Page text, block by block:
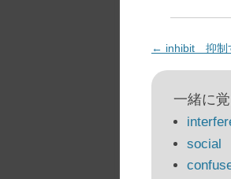
投
稿
← inhibit 抑制
一緒に
social